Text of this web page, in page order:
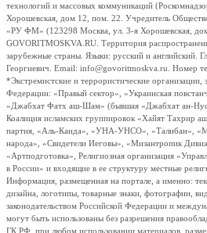
технологий и массовых коммуникаций
Хорошевская, дом 12, пом. 22. Учредитель
«РУ ФМ» (123298 Москва, ул. 3-я Хорошевская,
GOVORITMOSKVA.RU. Территория
зарубежные страны. Языки: русский и английский.
Георгиевич. Email: info@govoritmoskva.ru. Номер
*Экстремистские и террористические организации,
Федерации: «Правый сектор», «Украинская
«Джабхат Фатх аш-Шам» (бывшая «Джабхат ан-
Коалиция исламских группировок «Хайят Тахрир
партия, «Аль-Каида», «УНА-УНСО», «Талибан»,
народа», «Свидетели Иеговы», «Мизантропик
«Артподготовка», Религиозная организация
в России» и входящие в ее структуру местные
Информация, размещенная на портале, а именно:
дизайна, логотипы, товарные знаки, фотографии,
законодательством Российской Федерации и
могут быть использованы без разрешения
ГК РФ, при любом использовании материалов,